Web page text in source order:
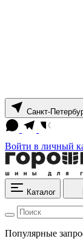
Санкт-
Войти в личный
Каталог
Популярные